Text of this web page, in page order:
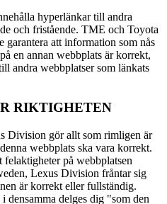
hyperlänkar till andra
och fristående. TME och Toyota
att information som nås
en annan webbplats är korrekt,
andra webbplatser som länkats
RIKTIGHETEN
Division gör allt som rimligen är
webbplats ska vara korrekt.
på webbplatsen
Lexus Division fråntar sig
är korrekt eller fullständig.
densamma delges dig "som den